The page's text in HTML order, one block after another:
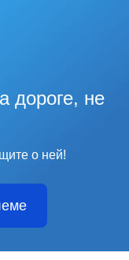
дороге, не
о ней!